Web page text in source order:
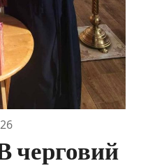
черговий